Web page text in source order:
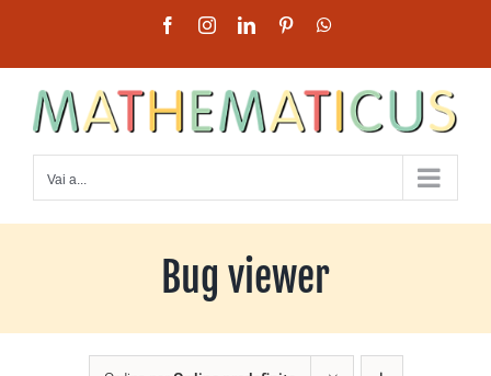
contenuto
FacebookInstagramLinkedInPinterest
Vai a...
Bug viewer